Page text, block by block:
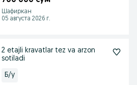
Шафиркан
05 августа 2026 г.
2 etajli kravatlar tez va arzon
sotiladi
Б/у